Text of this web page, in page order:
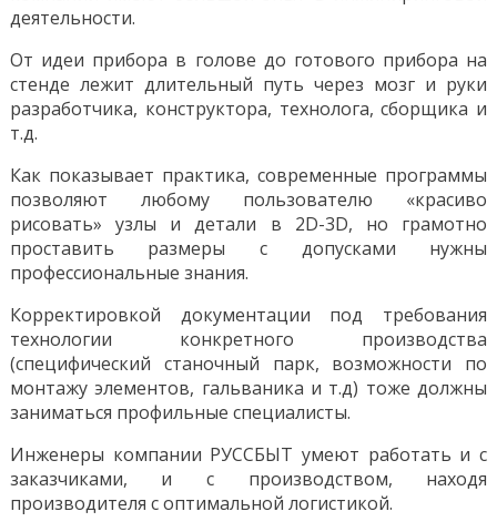
деятельности.
От идеи прибора в голове до готового прибора на
стенде лежит длительный путь через мозг и руки
разработчика, конструктора, технолога, сборщика и
т.д.
Как показывает практика, современные программы
позволяют любому пользователю «красиво
рисовать» узлы и детали в 2D-3D, но грамотно
проставить размеры с допусками нужны
профессиональные знания.
Корректировкой документации под требования
технологии конкретного производства
(специфический станочный парк, возможности по
монтажу элементов, гальваника и т.д) тоже должны
заниматься профильные специалисты.
Инженеры компании РУССБЫТ умеют работать и с
заказчиками, и с производством, находя
производителя с оптимальной логистикой.